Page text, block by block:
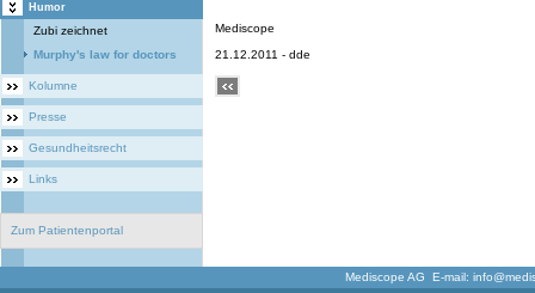
Humor
Zubi zeichnet
Murphy's law for doctors
Kolumne
Presse
Gesundheitsrecht
Links
Zum Patientenportal
Mediscope
21.12.2011 - dde
Mediscope AG E-mail: